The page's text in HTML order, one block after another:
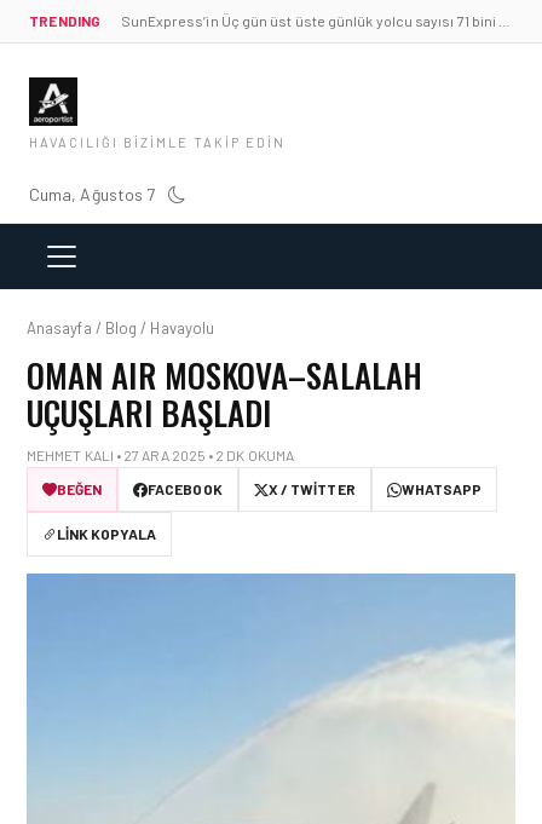
TRENDING
HAVACILIĞI BIZIMLE TAKIP EDIN
Cuma, Ağustos 7
Anasayfa / Blog / Havayolu
OMAN AIR MOSKOVA–SALALAH
UÇUŞLARI BAŞLADI
MEHMET KALI • 27 ARA 2025 • 2 DK OKUMA
BEĞEN
FACEBOOK X / TWITTER WHATSAPP
LINK KOPYALA